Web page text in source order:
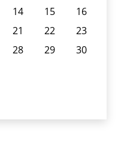
14 15
16
21 22
23
28 29
30